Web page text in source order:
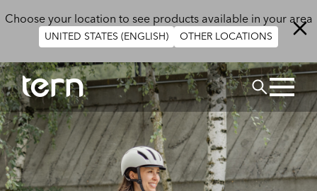
Choose your location to see products available in your area
UNITED STATES (ENGLISH) OTHER LOCATIONS
Rechercher